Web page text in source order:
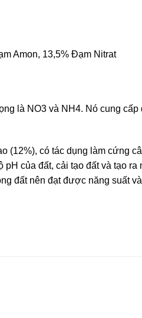
Amon, 13,5% Đạm Nitrat
là NO3 và NH4. Nó cung
(12%), có tác dụng làm cứng
của đất, cải tạo đất và tạo
đất nên đạt được năng suất